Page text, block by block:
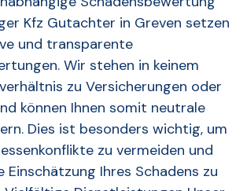
Kfz Gutachter in Greven setzen
und transparente
Wir stehen in keinem
zu Versicherungen oder
können Ihnen somit neutrale
Dies ist besonders wichtig, um
zu vermeiden und
Einschätzung Ihres Schadens zu